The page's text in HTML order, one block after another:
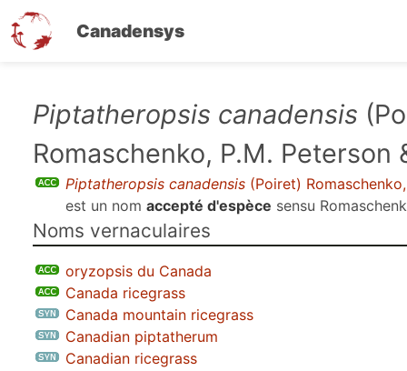
Canadensys
contenu
Piptatheropsis canadensis
Romaschenko, P.M. Peterson
Piptatheropsis canadensis (Poiret)
est un nom accepté d'espèce sensu
Noms vernaculaires
oryzopsis du Canada
Canada ricegrass
Canada mountain ricegrass
Canadian piptatherum
Canadian ricegrass